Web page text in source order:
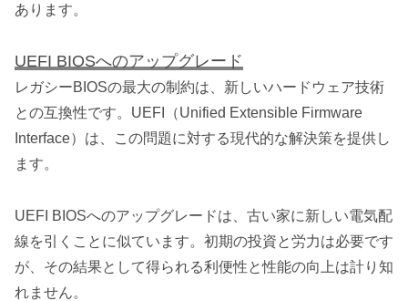
あります。
UEFI BIOSへのアップグレード
レガシーBIOSの最大の制約は、新しいハードウェア技術
との互換性です。UEFI（Unified Extensible Firmware
Interface）は、この問題に対する現代的な解決策を提供し
ます。
UEFI BIOSへのアップグレードは、古い家に新しい電気配
線を引くことに似ています。初期の投資と労力は必要です
が、その結果として得られる利便性と性能の向上は計り知
れません。